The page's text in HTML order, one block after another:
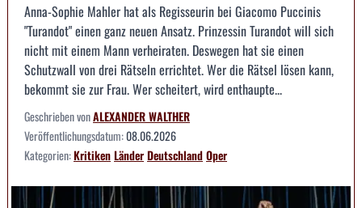
Anna-Sophie Mahler hat als Regisseurin bei Giacomo Puccinis
"Turandot" einen ganz neuen Ansatz. Prinzessin Turandot will sich
nicht mit einem Mann verheiraten. Deswegen hat sie einen
Schutzwall von drei Rätseln errichtet. Wer die Rätsel lösen kann,
bekommt sie zur Frau. Wer scheitert, wird enthaupte...
Geschrieben vonALEXANDER WALTHER
Veröffentlichungsdatum:08.06.2026
Kategorien:KritikenLänderDeutschlandOper